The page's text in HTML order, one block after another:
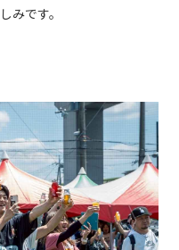
みです。